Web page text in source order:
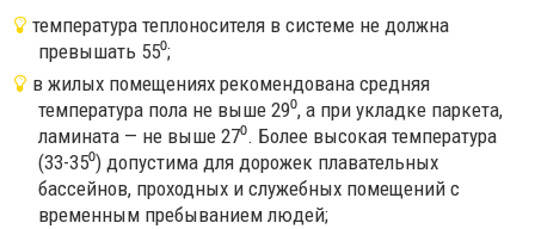
температура теплоносителя в системе не должна
превышать 55⁰;
в жилых помещениях рекомендована средняя
температура пола не выше 29⁰, а при укладке паркета,
ламината — не выше 27⁰. Более высокая температура
(33-35⁰) допустима для дорожек плавательных
бассейнов, проходных и служебных помещений с
временным пребыванием людей;